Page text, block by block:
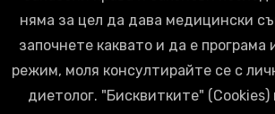
няма за цел да дава медицински
започнете каквато и да е програма
режим, моля консултирайте се с
диетолог. "Бисквитките"